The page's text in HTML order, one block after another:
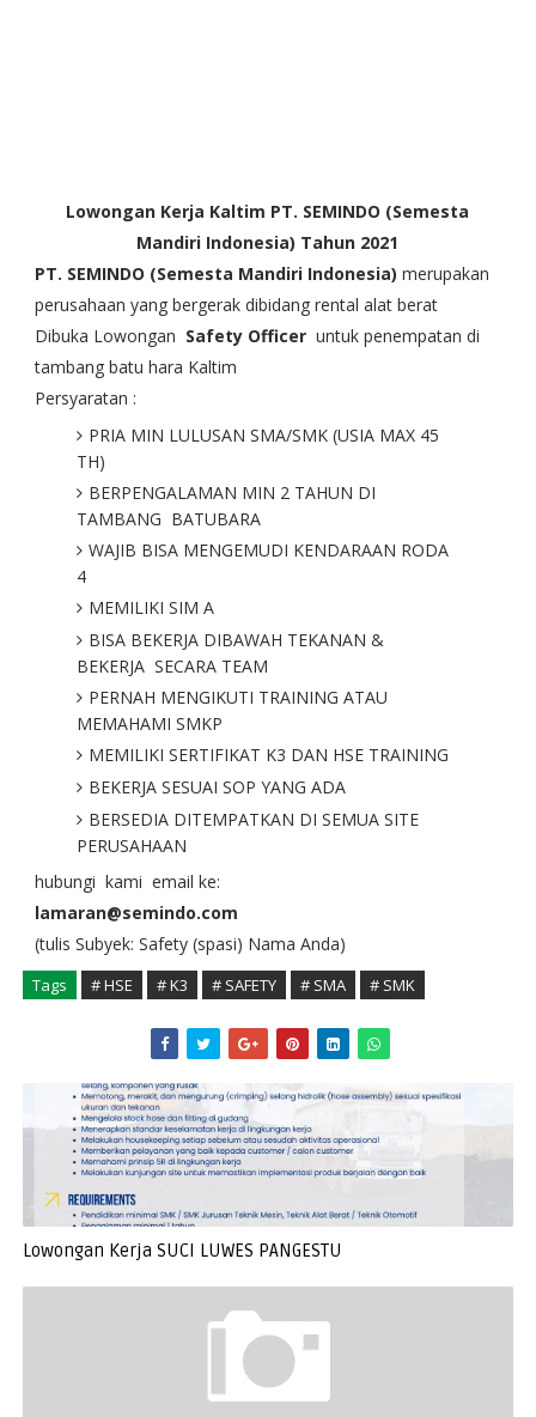
Lowongan Kerja Kaltim PT. SEMINDO (Semesta
Mandiri Indonesia) Tahun 2021
PT. SEMINDO (Semesta Mandiri Indonesia) merupakan
perusahaan yang bergerak dibidang rental alat berat
Dibuka Lowongan Safety Officer untuk penempatan di
tambang batu hara Kaltim
Persyaratan :
PRIA MIN LULUSAN SMA/SMK (USIA MAX 45
TH)
BERPENGALAMAN MIN 2 TAHUN DI
TAMBANG BATUBARA
WAJIB BISA MENGEMUDI KENDARAAN RODA
4
MEMILIKI SIM A
BISA BEKERJA DIBAWAH TEKANAN &
BEKERJA SECARA TEAM
PERNAH MENGIKUTI TRAINING ATAU
MEMAHAMI SMKP
MEMILIKI SERTIFIKAT K3 DAN HSE TRAINING
BEKERJA SESUAI SOP YANG ADA
BERSEDIA DITEMPATKAN DI SEMUA SITE
PERUSAHAAN
hubungi kami email ke:
lamaran@semindo.com
(tulis Subyek: Safety (spasi) Nama Anda)
Tags # HSE # K3 # SAFETY # SMA # SMK
Lowongan Kerja SUCI LUWES PANGESTU